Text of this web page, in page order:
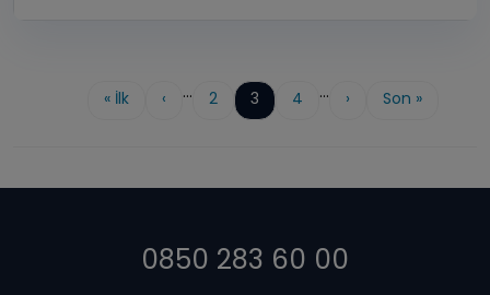
Pagination
First
« İlk
Previous
‹ … Sayfa
2 Sayfa
3 Sayfa
4 …
Next
›
Last
Son »
0850 283 60 00